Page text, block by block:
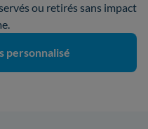
ou retirés sans impact
personnalisé